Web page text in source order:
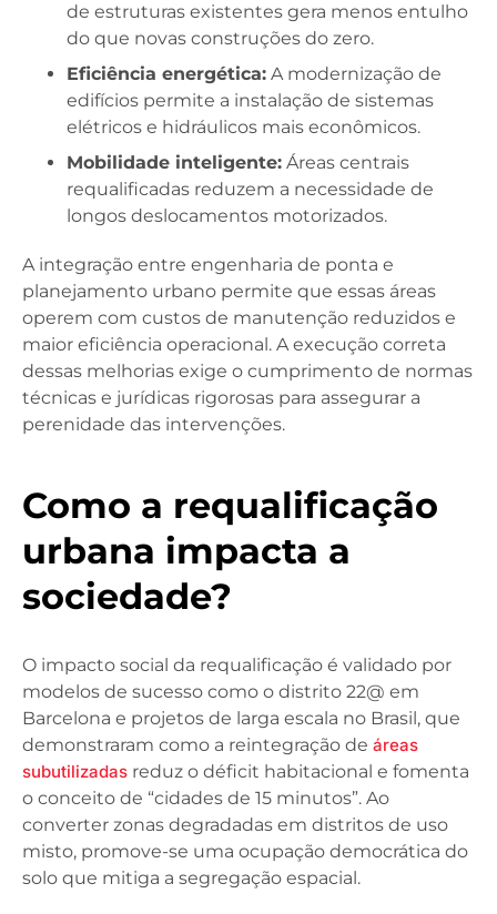
de estruturas existentes gera menos entulho
do que novas construções do zero.
Eficiência energética: A modernização de
edifícios permite a instalação de sistemas
elétricos e hidráulicos mais econômicos.
Mobilidade inteligente: Áreas centrais
requalificadas reduzem a necessidade de
longos deslocamentos motorizados.
A integração entre engenharia de ponta e
planejamento urbano permite que essas áreas
operem com custos de manutenção reduzidos e
maior eficiência operacional. A execução correta
dessas melhorias exige o cumprimento de normas
técnicas e jurídicas rigorosas para assegurar a
perenidade das intervenções.
Como a requalificação
urbana impacta a
sociedade?
O impacto social da requalificação é validado por
modelos de sucesso como o distrito 22@ em
Barcelona e projetos de larga escala no Brasil, que
demonstraram como a reintegração de áreas
subutilizadas reduz o déficit habitacional e fomenta
o conceito de “cidades de 15 minutos”. Ao
converter zonas degradadas em distritos de uso
misto, promove-se uma ocupação democrática do
solo que mitiga a segregação espacial.